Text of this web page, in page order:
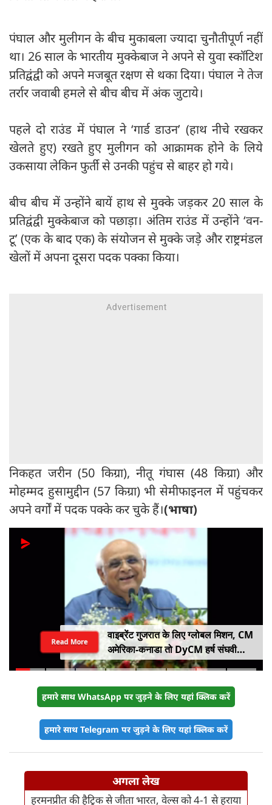
पंघाल और मुलीगन के बीच मुकाबला ज्यादा चुनौतीपूर्ण नहीं
था। 26 साल के भारतीय मुक्केबाज ने अपने से युवा स्कॉटिश
प्रतिद्वंद्वी को अपने मजबूत रक्षण से थका दिया। पंघाल ने तेज
तर्रार जवाबी हमले से बीच बीच में अंक जुटाये।
पहले दो राउंड में पंघाल ने ‘गार्ड डाउन’ (हाथ नीचे रखकर
खेलते हुए) रखते हुए मुलीगन को आक्रामक होने के लिये
उकसाया लेकिन फुर्ती से उनकी पहुंच से बाहर हो गये।
बीच बीच में उन्होंने बायें हाथ से मुक्के जड़कर 20 साल के
प्रतिद्वंद्वी मुक्केबाज को पछाड़ा। अंतिम राउंड में उन्होंने ‘वन-
टू’ (एक के बाद एक) के संयोजन से मुक्के जड़े और राष्ट्रमंडल
खेलों में अपना दूसरा पदक पक्का किया।
निकहत जरीन (50 किग्रा), नीतू गंघास (48 किग्रा) और
मोहम्मद हुसामुद्दीन (57 किग्रा) भी सेमीफाइनल में पहुंचकर
अपने वर्गों में पदक पक्के कर चुके हैं।(भाषा)
वाइब्रेंट गुजरात के लिए ग्लोबल मिशन, CM
अमेरिका-कनाडा तो DyCM हर्ष संघवी
संभालेंगे जापान-यूरोप का मोर्चा
Read More
हमारे साथ WhatsApp पर जुड़ने के लिए यहां क्लिक करें
हमारे साथ Telegram पर जुड़ने के लिए यहां क्लिक करें
अगला लेख
हरमनप्रीत की हैट्रिक से जीता भारत, वेल्स को 4-1 से हराया